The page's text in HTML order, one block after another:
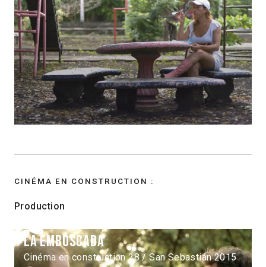
CINÉMA EN CONSTRUCTION :
Production
La emboscada
Cinéma en construction 28 / San Sebastián 2015